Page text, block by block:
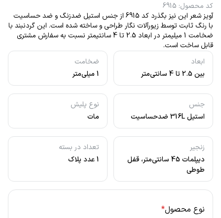
ابعاد
بین 2.5 تا 4 سانتی‌متر
ضخامت
1 میلی‌متر
جنس
استیل 316L ضدحساسیت
نوع پلیش
مات
زنجیر
دیپلمات 45 سانتی‌متر، قفل
طوطی
تعداد در بسته
1 عدد پلاک
کد محصول:
6915
آویز شعر این نیز بگذرد کد 6915 از جنس استیل ضدزنگ و ضد حساسیت
با رنگ ثابت توسط زیورآلات نگار طراحی و ساخته شده است. این گردنبند با
ضخامت 1 میلیمتر در ابعاد 2.5 تا 4 سانتیمتر نسبت به سفارش مشتری
قابل ساخت است.
نوع محصول*